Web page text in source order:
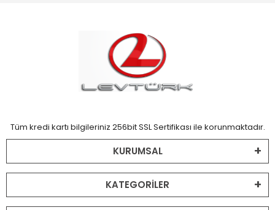
Tüm kredi kartı bilgileriniz 256bit SSL Sertifikası ile korunmaktadır.
KURUMSAL
KATEGORİLER